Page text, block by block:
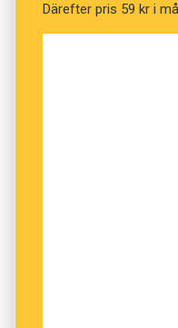
Därefter pris 59 kr i